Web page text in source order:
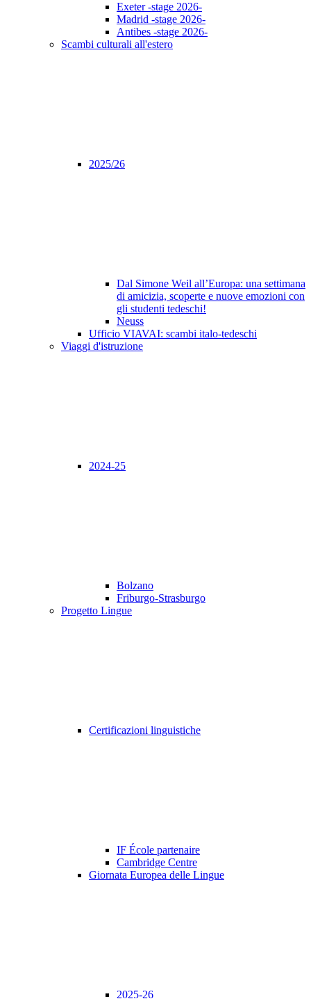
Exeter -stage 2026-
Madrid -stage 2026-
Antibes -stage 2026-
Scambi culturali all'estero
2025/26
Dal Simone Weil all’Europa: una settimana
di amicizia, scoperte e nuove emozioni con
gli studenti tedeschi!
Neuss
Ufficio VIAVAI: scambi italo-tedeschi
Viaggi d'istruzione
2024-25
Bolzano
Friburgo-Strasburgo
Progetto Lingue
Certificazioni linguistiche
IF École partenaire
Cambridge Centre
Giornata Europea delle Lingue
2025-26